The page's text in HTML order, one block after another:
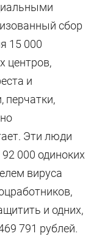
сбор
15 000
центров,
и
перчатки,
Эти люди
000 одиноких
вируса
и одних,
791 рублей.